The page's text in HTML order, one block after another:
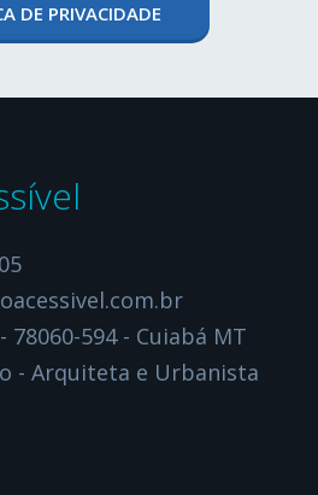
DE PRIVACIDADE
78060-594 - Cuiabá MT
- Arquiteta e Urbanista